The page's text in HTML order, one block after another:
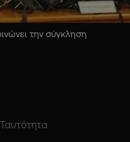
την σύγκληση
Ταυτότητα